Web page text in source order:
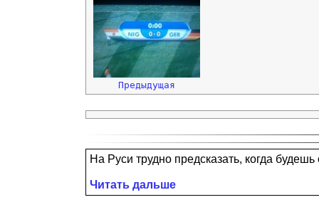
Предыдущая
На Руси трудно предсказать, когда будешь
Читать дальше